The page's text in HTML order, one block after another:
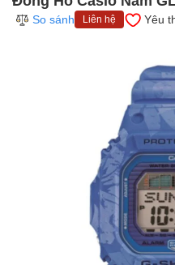
So sánh
Liên hệ Yêu